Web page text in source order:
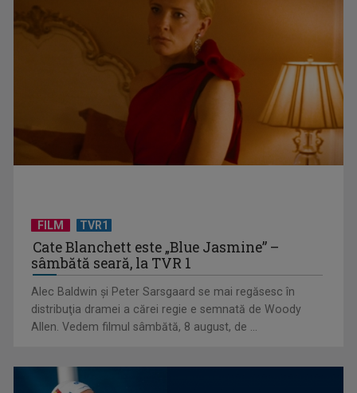
Federația SANITAS suspendă temporar greva generală din
sistemul sanitar
„E cool să fii cult!”, în curând la TVR 1 și TVR 2
FILM TVR1
Cate Blanchett este „Blue Jasmine” –
sâmbătă seară, la TVR 1
Alec Baldwin şi Peter Sarsgaard se mai regăsesc în
distribuţia dramei a cărei regie e semnată de Woody
Allen. Vedem filmul sâmbătă, 8 august, de ...